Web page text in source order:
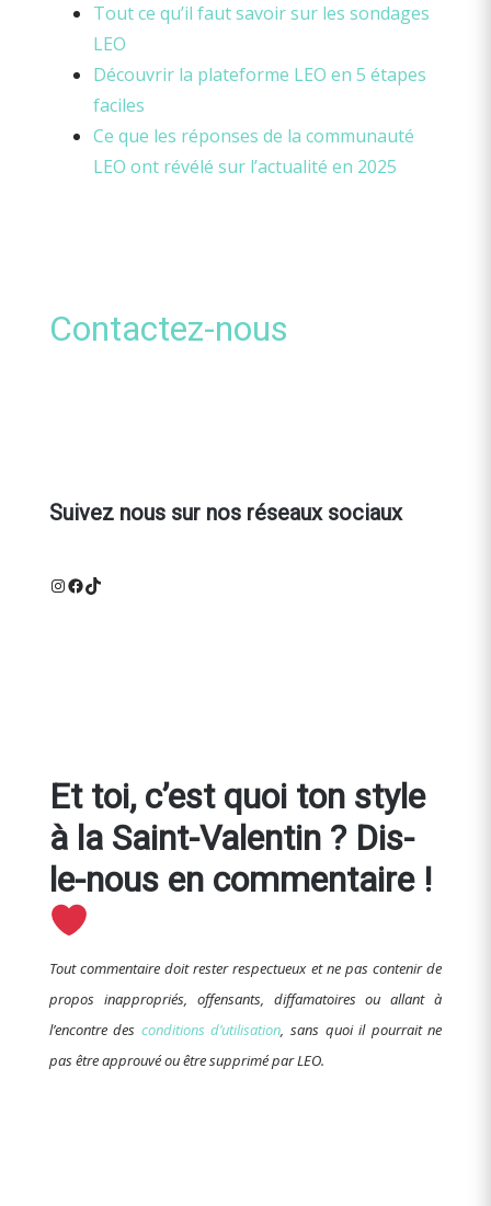
Tout ce qu’il faut savoir sur les sondages
LEO
Découvrir la plateforme LEO en 5 étapes
faciles
Ce que les réponses de la communauté
LEO ont révélé sur l’actualité en 2025
Contactez-nous
Suivez nous sur nos réseaux sociaux
Instagram
Facebook
TikTok
Et toi, c’est quoi ton style
à la Saint-Valentin ? Dis-
le-nous en commentaire !
Tout commentaire doit rester respectueux et ne pas contenir de
propos inappropriés, offensants, diffamatoires ou allant à
l’encontre des conditions d’utilisation, sans quoi il pourrait ne
pas être approuvé ou être supprimé par LEO.